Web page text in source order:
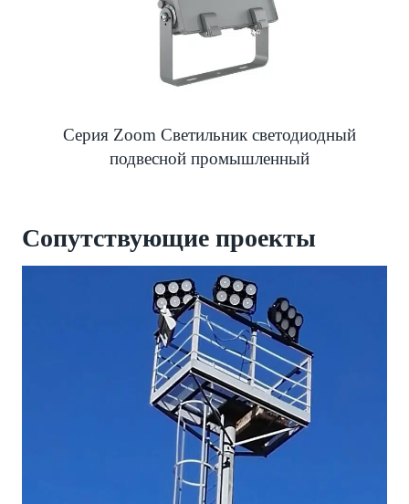
Серия Zoom Светильник светодиодный
подвесной промышленный
Сопутствующие проекты